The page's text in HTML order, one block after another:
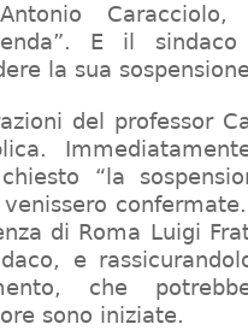
E il
la sua
del professor
“la
di Roma Luigi
e
che
sono iniziate.